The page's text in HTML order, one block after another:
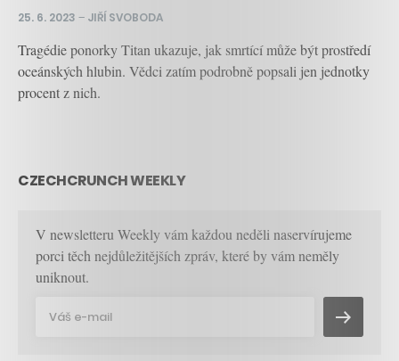
25. 6. 2023 – JIŘÍ SVOBODA
Tragédie ponorky Titan ukazuje, jak smrtící může být prostředí
oceánských hlubin. Vědci zatím podrobně popsali jen jednotky
procent z nich.
CZECHCRUNCH WEEKLY
V newsletteru Weekly vám každou neděli naservírujeme
porci těch nejdůležitějších zpráv, které by vám neměly
uniknout.